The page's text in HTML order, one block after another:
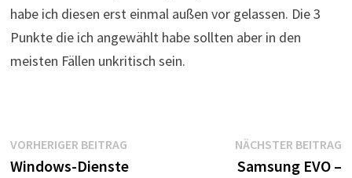
habe ich diesen erst einmal außen vor gelassen. Die 3
Punkte die ich angewählt habe sollten aber in den
meisten Fällen unkritisch sein.
Beitragsnavigation
VORHERIGER BEITRAGVorheriger
Beitrag:
Windows-Dienste
NÄCHSTER BEITRAG
Samsung EVO –